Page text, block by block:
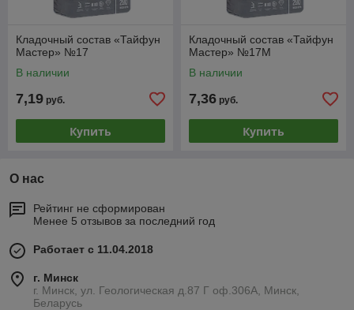
Кладочный состав «Тайфун
Мастер» №17
В наличии
7,19 руб.
Купить
Кладочный состав «Тайфун
Мастер» №17М
В наличии
7,36 руб.
Купить
О нас
Рейтинг не сформирован
Менее 5 отзывов за последний год
Работает с 11.04.2018
г. Минск
г. Минск, ул. Геологическая д.87 Г оф.306А, Минск,
Беларусь